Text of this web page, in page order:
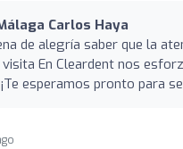
Carlos Haya
de alegría saber que la
En Cleardent nos
esperamos pronto para